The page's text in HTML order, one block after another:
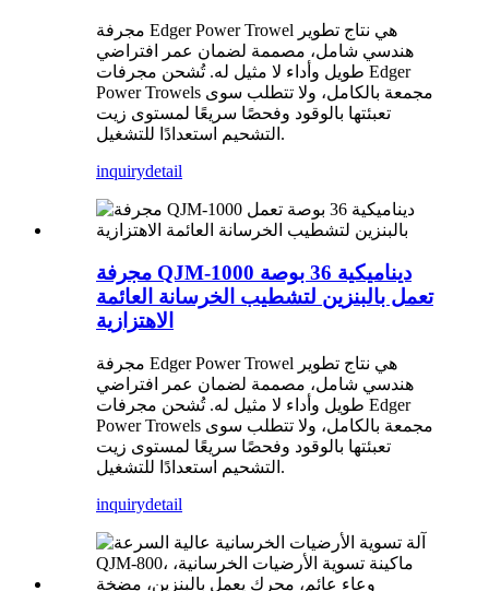
مجرفة Edger Power Trowel هي نتاج تطوير
هندسي شامل، مصممة لضمان عمر افتراضي
طويل وأداء لا مثيل له. تُشحن مجرفات Edger
Power Trowels مجمعة بالكامل، ولا تتطلب سوى
تعبئتها بالوقود وفحصًا سريعًا لمستوى زيت
التشحيم استعدادًا للتشغيل.
inquirydetail
مجرفة QJM-1000 ديناميكية 36 بوصة
تعمل بالبنزين لتشطيب الخرسانة العائمة
الاهتزازية
مجرفة Edger Power Trowel هي نتاج تطوير
هندسي شامل، مصممة لضمان عمر افتراضي
طويل وأداء لا مثيل له. تُشحن مجرفات Edger
Power Trowels مجمعة بالكامل، ولا تتطلب سوى
تعبئتها بالوقود وفحصًا سريعًا لمستوى زيت
التشحيم استعدادًا للتشغيل.
inquirydetail